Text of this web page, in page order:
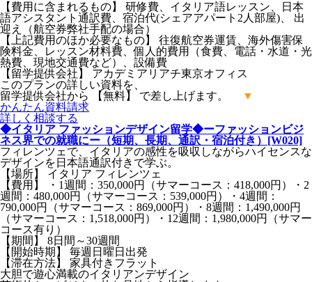
【費用に含まれるもの】 研修費、イタリア語レッスン、日本
語アシスタント通訳費、宿泊代(シェアアパート2人部屋)、 出
迎え（航空券弊社手配の場合）
【上記費用のほか必要なもの】 往復航空券運賃、海外傷害保
険料金、レッスン材料費、個人的費用（食費、電話・水道・光
熱費、現地交通費など）、設備費
【留学提供会社】 アカデミアリアチ東京オフィス
このプランの詳しい資料を、
留学提供会社から 【無料】 で差し上げます。
▼
かんたん資料請求
詳しく 相談する
◆イタリア ファッションデザイン留学◆ーファッションビジ
ネス界での就職にー（短期、長期、通訳・宿泊付き）[W020]
フィレンツェで、イタリアの感性を吸収しながらハイセンスな
デザインを日本語通訳付きで学ぶ。
【場所】 イタリア フィレンツェ
【費用】 ・1週間：350,000円（サマーコース：418,000円）・2
週間：480,000円（サマーコース：539,000円）・4週間：
790,000円（サマーコース：869,000円）・8週間：1,490,000円
（サマーコース：1,518,000円）・12週間：1,980,000円（サマー
コース有り）
【期間】 8日間～30週間
【開始時期】 毎週日曜日出発
【滞在方法】 家具付きフラット
大胆で遊心満載のイタリアンデザイン